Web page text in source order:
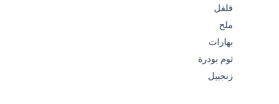
فلفل
ملح
بهارات
ثوم بودرة
زنجبيل